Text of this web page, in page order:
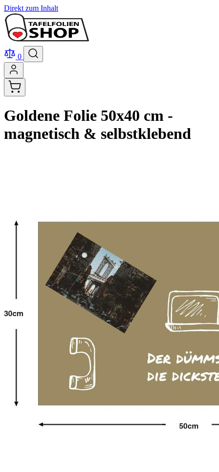
Direkt zum Inhalt
0
Goldene Folie 50x40 cm -
magnetisch & selbstklebend